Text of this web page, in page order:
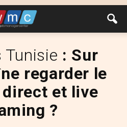
Tunisie : Sur
regarder le
et live
?